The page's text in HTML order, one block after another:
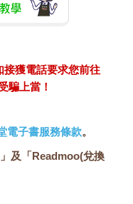
獲電話要求您前往
騙上當！
電子書服務條款。
及「Readmoo(兌換